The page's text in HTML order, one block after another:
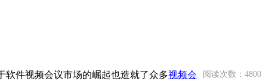
阅读次数：4800
软件视频会议市场的崛起也造就了众多视频会